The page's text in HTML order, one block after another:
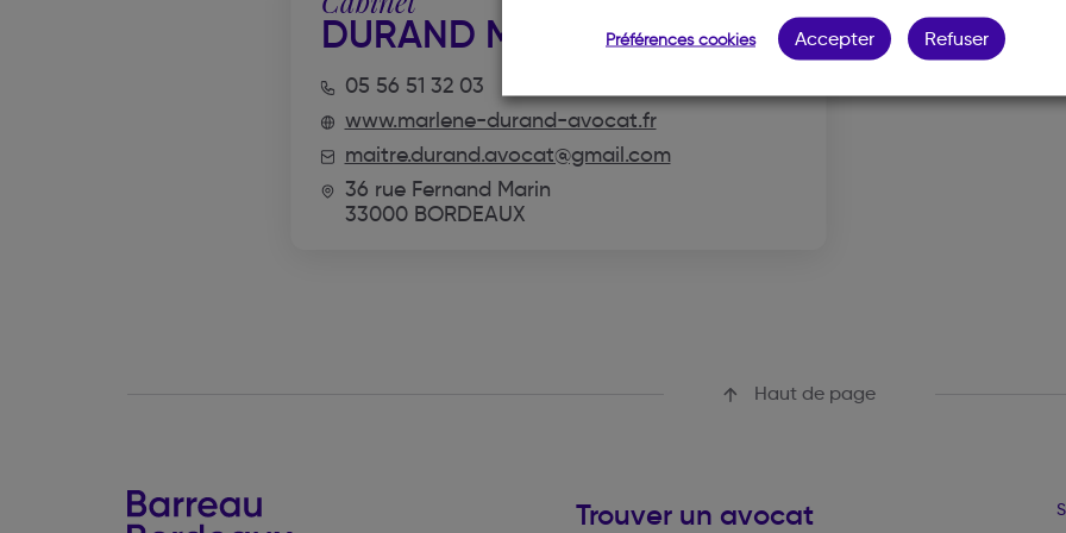
DURAND MARLÈNE
05 56 51 32 03
www.marlene-durand-avocat.fr
maitre.durand.avocat@gmail.com
36 rue Fernand Marin
33000 BORDEAUX
Haut de page
Trouver un avocat
Préférences cookies Accepter Refuser